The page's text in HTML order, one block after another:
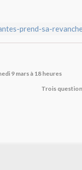
9 mars à 18 heures
Trois